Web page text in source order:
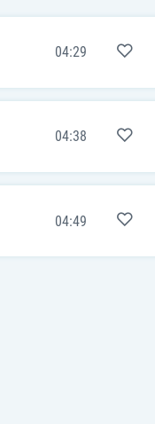
04:29
04:38
04:49